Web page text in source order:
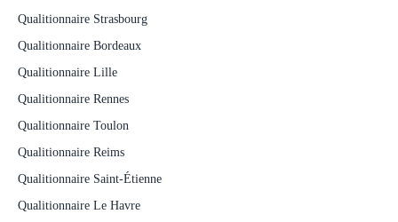
Qualitionnaire Strasbourg
Qualitionnaire Bordeaux
Qualitionnaire Lille
Qualitionnaire Rennes
Qualitionnaire Toulon
Qualitionnaire Reims
Qualitionnaire Saint-Étienne
Qualitionnaire Le Havre